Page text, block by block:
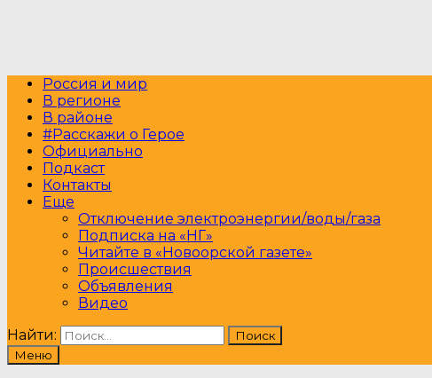
Россия и мир
В регионе
В районе
#Расскажи о Герое
Официально
Подкаст
Контакты
Еще
Отключение электроэнергии/воды/газа
Подписка на «НГ»
Читайте в «Новоорской газете»
Происшествия
Объявления
Видео
Найти:
Меню